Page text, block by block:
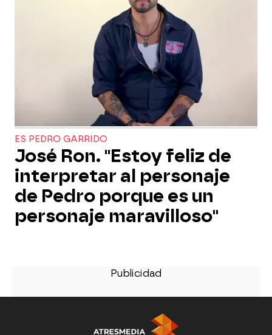
ES PEDRO GARRIDO
José Ron. "Estoy feliz de
interpretar al personaje
de Pedro porque es un
personaje maravilloso"